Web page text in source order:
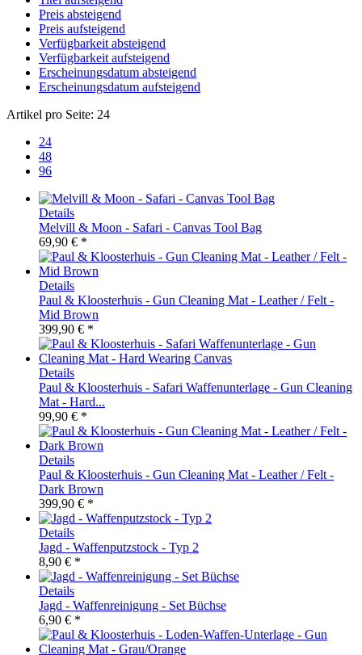
Preis absteigend
Preis aufsteigend
Verfügbarkeit absteigend
Verfügbarkeit aufsteigend
Erscheinungsdatum absteigend
Erscheinungsdatum aufsteigend
Artikel pro Seite: 24
24
48
96
Details
Melvill & Moon - Safari - Canvas Tool Bag
69,90 € *
Details
Paul & Kloosterhuis - Gun Cleaning Mat - Leather / Felt -
Mid Brown
399,90 € *
Details
Paul & Kloosterhuis - Safari Waffenunterlage - Gun Cleaning
Mat - Hard...
99,90 € *
Details
Paul & Kloosterhuis - Gun Cleaning Mat - Leather / Felt -
Dark Brown
399,90 € *
Details
Jagd - Waffenputzstock - Typ 2
8,90 € *
Details
Jagd - Waffenreinigung - Set Büchse
6,90 € *